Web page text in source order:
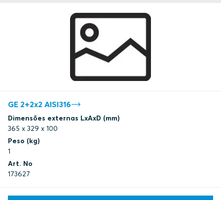
GE 2+2x2 AISI316
Dimensões externas LxAxD (mm)
365 x 329 x 100
Peso (kg)
1
Art. No
173627